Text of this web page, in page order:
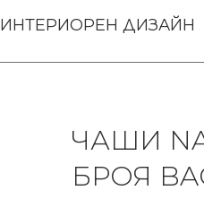
ИНТЕРИОРЕН ДИЗАЙН
ЧАШИ
БРОЯ